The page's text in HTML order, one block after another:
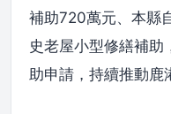
補助720萬元、本縣
史老屋小型修繕補助
助申請，持續推動鹿